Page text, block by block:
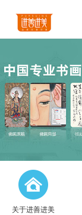
关于进善进美